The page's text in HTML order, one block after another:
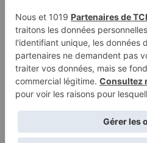
Page de coloriage
d'une fille de cheval
Frison…